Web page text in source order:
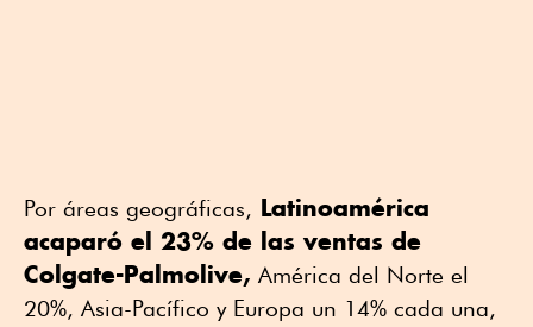
Por áreas geográficas, Latinoamérica
acaparó el 23% de las ventas de
Colgate-Palmolive, América del Norte el
20%, Asia-Pacífico y Europa un 14% cada una,